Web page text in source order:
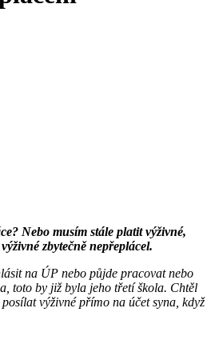
Nebo musím stále platit výživné,
zbytečně nepřeplácel.
na ÚP nebo půjde pracovat nebo
toto by již byla jeho třetí škola. Chtěl
výživné přímo na účet syna, když